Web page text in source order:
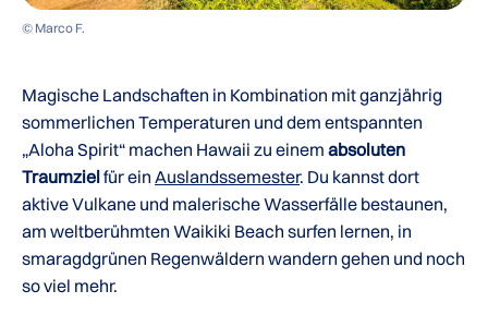
© Marco F.
Magische Landschaften in Kombination mit ganzjährig
sommerlichen Temperaturen und dem entspannten
„Aloha Spirit“ machen Hawaii zu einem absoluten
Traumzielfür ein Auslandssemester. Du kannst dort
aktive Vulkane und malerische Wasserfälle bestaunen,
am weltberühmten Waikiki Beach surfen lernen, in
smaragdgrünen Regenwäldern wandern gehen und noch
so viel mehr.